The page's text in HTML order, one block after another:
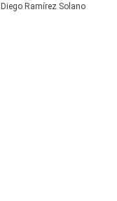
Diego Ramírez Solano